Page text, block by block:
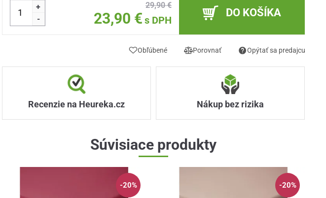
+
-
29,90 €
23,90 € s DPH
DO KOŠÍKA
Obľúbené Porovnať Opýtať sa predajcu
Recenzie na Heureka.cz Nákup bez rizika
Súvisiace produkty
-20% -20%